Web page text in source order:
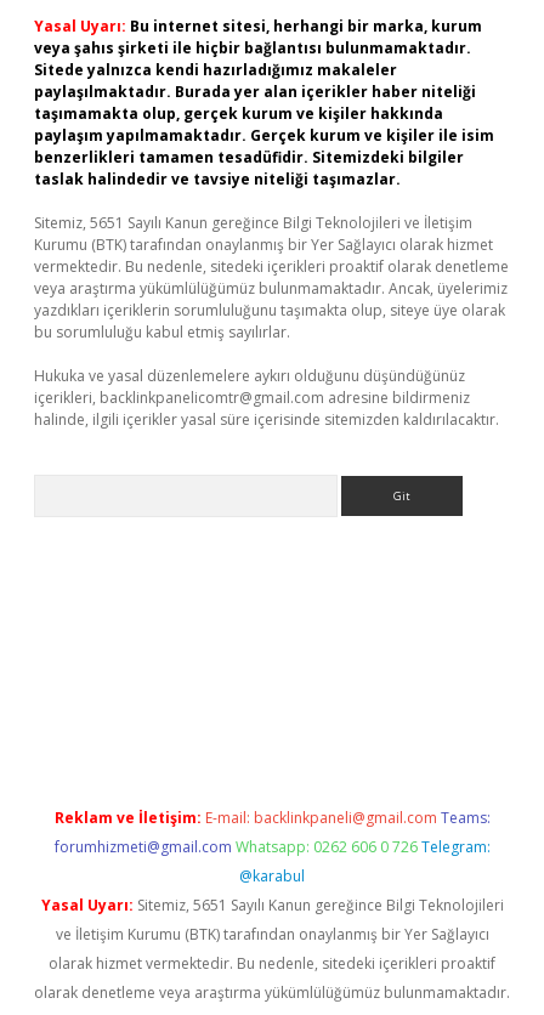
Yasal Uyarı: Bu internet sitesi, herhangi bir marka, kurum
veya şahıs şirketi ile hiçbir bağlantısı bulunmamaktadır.
Sitede yalnızca kendi hazırladığımız makaleler
paylaşılmaktadır. Burada yer alan içerikler haber niteliği
taşımamakta olup, gerçek kurum ve kişiler hakkında
paylaşım yapılmamaktadır. Gerçek kurum ve kişiler ile isim
benzerlikleri tamamen tesadüfidir. Sitemizdeki bilgiler
taslak halindedir ve tavsiye niteliği taşımazlar.
Sitemiz, 5651 Sayılı Kanun gereğince Bilgi Teknolojileri ve İletişim
Kurumu (BTK) tarafından onaylanmış bir Yer Sağlayıcı olarak hizmet
vermektedir. Bu nedenle, sitedeki içerikleri proaktif olarak denetleme
veya araştırma yükümlülüğümüz bulunmamaktadır. Ancak, üyelerimiz
yazdıkları içeriklerin sorumluluğunu taşımakta olup, siteye üye olarak
bu sorumluluğu kabul etmiş sayılırlar.
Hukuka ve yasal düzenlemelere aykırı olduğunu düşündüğünüz
içerikleri, backlinkpanelicomtr@gmail.com adresine bildirmeniz
halinde, ilgili içerikler yasal süre içerisinde sitemizden kaldırılacaktır.
Reklam ve İletişim: E-mail: backlinkpaneli@gmail.com Teams:
forumhizmeti@gmail.com Whatsapp: 0262 606 0 726 Telegram:
@karabul
Yasal Uyarı: Sitemiz, 5651 Sayılı Kanun gereğince Bilgi Teknolojileri
ve İletişim Kurumu (BTK) tarafından onaylanmış bir Yer Sağlayıcı
olarak hizmet vermektedir. Bu nedenle, sitedeki içerikleri proaktif
olarak denetleme veya araştırma yükümlülüğümüz bulunmamaktadır.